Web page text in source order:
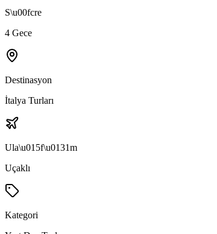
S\u00fcre
4 Gece
Destinasyon
İtalya Turları
Ula\u015f\u0131m
Uçaklı
Kategori